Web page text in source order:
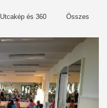
Utcakép és 360 Összes